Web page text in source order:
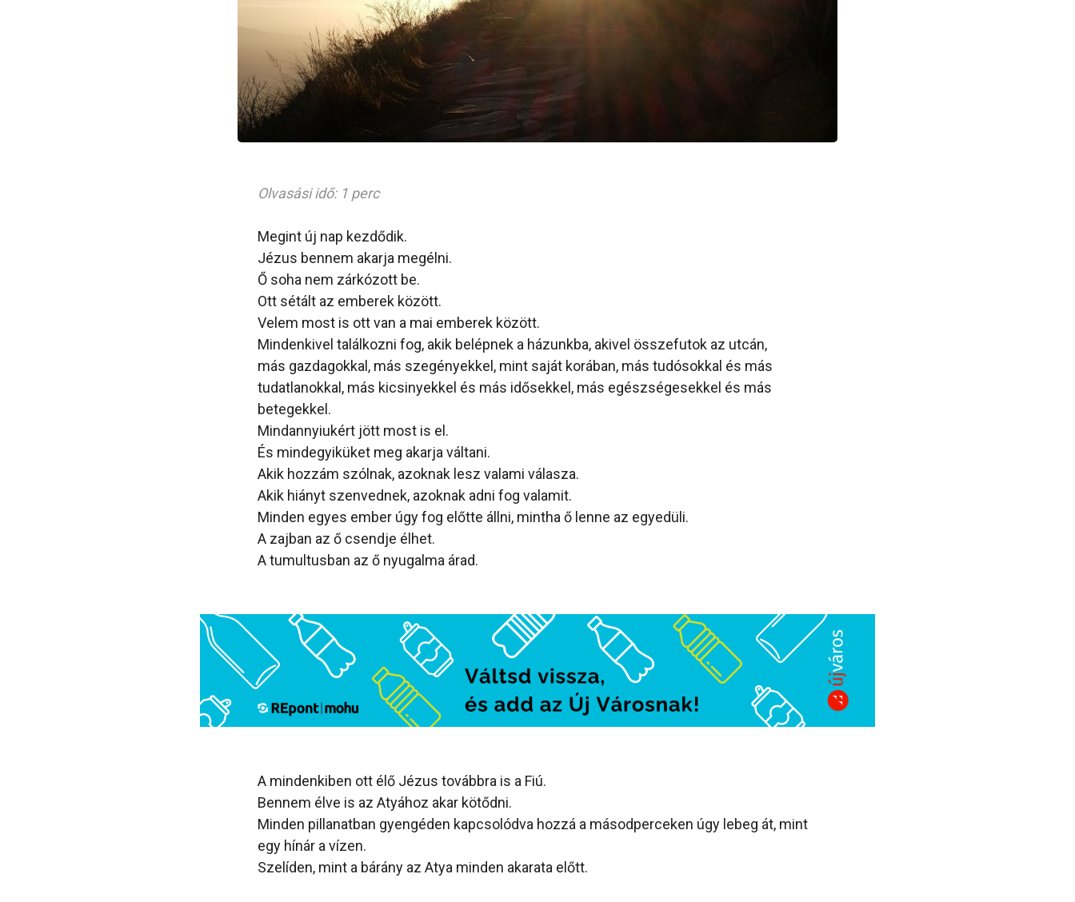
Olvasási idő: 1 perc
Megint új nap kezdődik.
Jézus bennem akarja megélni.
Ő soha nem zárkózott be.
Ott sétált az emberek között.
Velem most is ott van a mai emberek között.
Mindenkivel találkozni fog, akik belépnek a házunkba, akivel összefutok az utcán,
más gazdagokkal, más szegényekkel, mint saját korában, más tudósokkal és más
tudatlanokkal, más kicsinyekkel és más idősekkel, más egészségesekkel és más
betegekkel.
Mindannyiukért jött most is el.
És mindegyiküket meg akarja váltani.
Akik hozzám szólnak, azoknak lesz valami válasza.
Akik hiányt szenvednek, azoknak adni fog valamit.
Minden egyes ember úgy fog előtte állni, mintha ő lenne az egyedüli.
A zajban az ő csendje élhet.
A tumultusban az ő nyugalma árad.
A mindenkiben ott élő Jézus továbbra is a Fiú.
Bennem élve is az Atyához akar kötődni.
Minden pillanatban gyengéden kapcsolódva hozzá a másodperceken úgy lebeg át, mint
egy hínár a vízen.
Szelíden, mint a bárány az Atya minden akarata előtt.